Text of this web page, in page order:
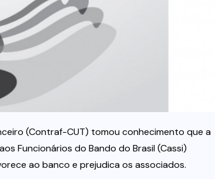
(Contraf-CUT) tomou conhecimento que a
Funcionários do Bando do Brasil (Cassi)
ao banco e prejudica os associados.